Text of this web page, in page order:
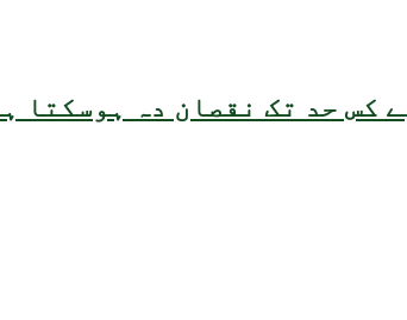
کس حد تک نقصان دہ ہوسکتا